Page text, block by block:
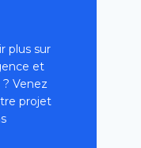
plus sur
et
Venez
projet